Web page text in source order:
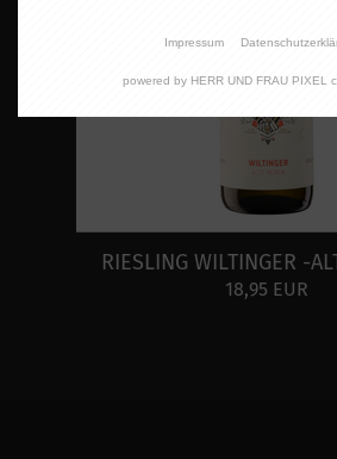
RIESLING WILTINGER -
18,95 EUR
Impressum
powered by HERR UND FRAU PIXEL